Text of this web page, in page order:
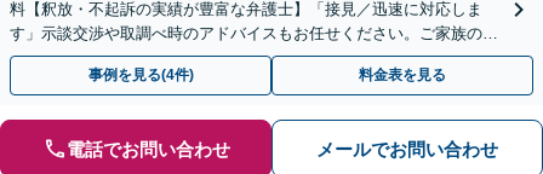
料【釈放・不起訴の実績が豊富な弁護士】「接見／迅速に対応しま
す」示談交渉や取調べ時のアドバイスもお任せください。ご家族の心
情にも寄り添って対応します
事例を見る(4件) 料金表を見る
電話でお問い合わせ メールでお問い合わせ